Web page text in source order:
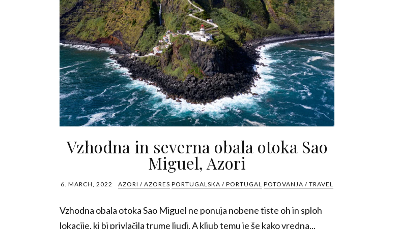
Vzhodna in severna obala otoka Sao
Miguel, Azori
6. MARCH, 2022 AZORI / AZORES PORTUGALSKA / PORTUGAL POTOVANJA / TRAVEL
Vzhodna obala otoka Sao Miguel ne ponuja nobene tiste oh in sploh
lokacije, ki bi privlačila trume ljudi. A kljub temu je še kako vredna...